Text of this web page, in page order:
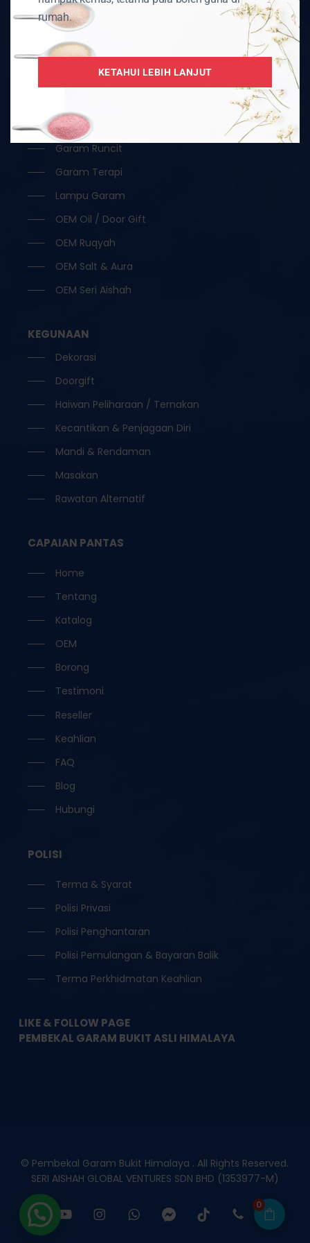
KATEGORI PRODUK
Aksesori
Garam Ketul / Jilatan
Garam Runcit
Garam Terapi
Lampu Garam
OEM Oil / Door Gift
OEM Ruqyah
OEM Salt & Aura
OEM Seri Aishah
KEGUNAAN
Dekorasi
Doorgift
Haiwan Peliharaan / Ternakan
Kecantikan & Penjagaan Diri
Mandi & Rendaman
Masakan
Rawatan Alternatif
CAPAIAN PANTAS
Home
Tentang
Katalog
OEM
Borong
Testimoni
Reseller
Keahlian
FAQ
Blog
Hubungi
POLISI
Terma & Syarat
Polisi Privasi
Polisi Penghantaran
Polisi Pemulangan & Bayaran Balik
Terma Perkhidmatan Keahlian
LIKE & FOLLOW PAGE
PEMBEKAL GARAM BUKIT ASLI HIMALAYA
© Pembekal Garam Bukit Himalaya . All Rights Reserved.
SERI AISHAH GLOBAL VENTURES SDN BHD (1353977-M)
facebookyoutubeinstagramwhatsappmessenger
tiktok phoneemail
rumah.
KETAHUI LEBIH LANJUT
0